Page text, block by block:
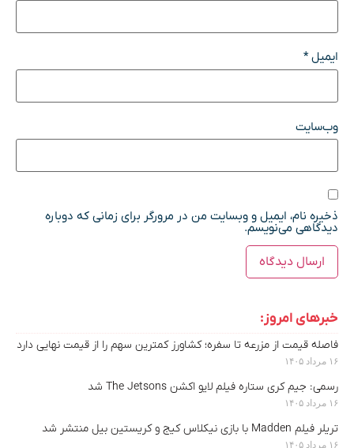
ایمیل*
وب‌سایت
ذخیره نام، ایمیل و وبسایت من در مرورگر برای زمانی که دوباره
دیدگاهی می‌نویسم.
خبرهای امروز:
فاصله قیمت از مزرعه تا سفره؛ کشاورز کمترین سهم را از قیمت نهایی دارد
۱۶ مرداد ۱۴۰۵
رسمی: جیم کری ستاره فیلم لایو اکشن The Jetsons شد
۱۶ مرداد ۱۴۰۵
تریلر فیلم Madden با بازی نیکلاس کیج و کریستین بیل منتشر شد
۱۶ مرداد ۱۴۰۵